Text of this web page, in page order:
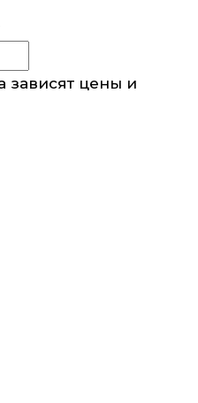
зависят цены и